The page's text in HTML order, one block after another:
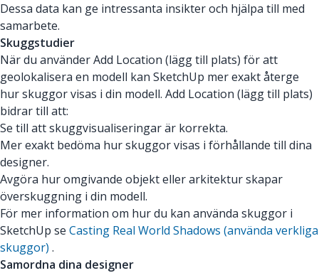
Dessa data kan ge intressanta insikter och hjälpa till med
samarbete.
Skuggstudier
När du använder Add Location (lägg till plats) för att
geolokalisera en modell kan SketchUp mer exakt återge
hur skuggor visas i din modell. Add Location (lägg till plats)
bidrar till att:
Se till att skuggvisualiseringar är korrekta.
Mer exakt bedöma hur skuggor visas i förhållande till dina
designer.
Avgöra hur omgivande objekt eller arkitektur skapar
överskuggning i din modell.
För mer information om hur du kan använda skuggor i
SketchUp se Casting Real World Shadows (använda verkliga
skuggor) .
Samordna dina designer